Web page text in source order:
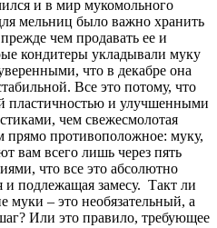
и в мир мукомольного
мельниц было важно хранить
чем продавать ее и
кондитеры укладывали муку
что в декабре она
Все это потому, что
пластичностью и улучшенными
чем свежесмолотая
противоположное: муку,
вам всего лишь через пять
что все это абсолютно
и подлежащая замесу. Такт ли
муки – это необязательный, а
Или это правило, требующее